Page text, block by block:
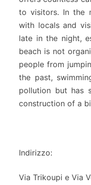
to visitors. In the
with locals and
late in the night,
beach is not
people from
the past,
pollution but has
construction of a
Indirizzo:
Via Trikoupi e Via